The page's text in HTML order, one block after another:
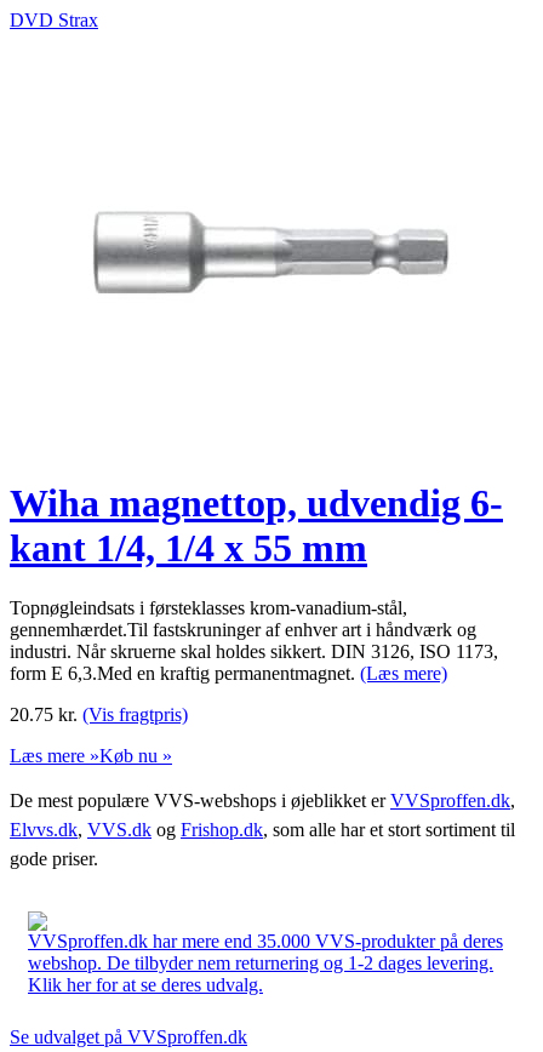
DVD Strax
Wiha magnettop, udvendig 6-
kant 1/4, 1/4 x 55 mm
Topnøgleindsats i førsteklasses krom-vanadium-stål,
gennemhærdet.Til fastskruninger af enhver art i håndværk og
industri. Når skruerne skal holdes sikkert. DIN 3126, ISO 1173,
form E 6,3.Med en kraftig permanentmagnet. (Læs mere)
20.75 kr. (Vis fragtpris)
Læs mere »Køb nu »
De mest populære VVS-webshops i øjeblikket erVVSproffen.dk,
Elvvs.dk, VVS.dk og Frishop.dk, som alle har et stort sortiment til
gode priser.
VVSproffen.dk har mere end 35.000 VVS-produkter på deres
webshop. De tilbyder nem returnering og 1-2 dages levering.
Klik her for at se deres udvalg.
Se udvalget på VVSproffen.dk